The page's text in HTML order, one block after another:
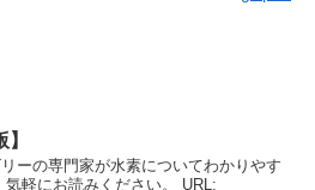
ーの専門家が水素についてわかりやす
気軽にお読みください。 URL: